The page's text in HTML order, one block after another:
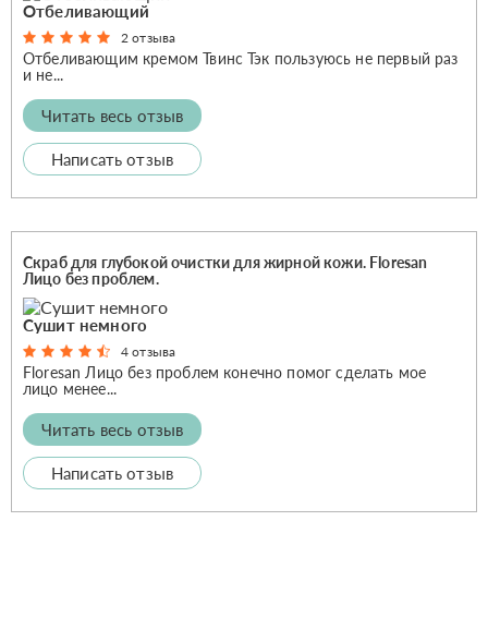
Отбеливающий
2 отзыва
Отбеливающим кремом Твинс Тэк пользуюсь не первый раз
и не...
Читать весь отзыв
Написать отзыв
Скраб для глубокой очистки для жирной кожи. Floresan
Лицо без проблем.
Сушит немного
4 отзыва
Floresan Лицо без проблем конечно помог сделать мое
лицо менее...
Читать весь отзыв
Написать отзыв